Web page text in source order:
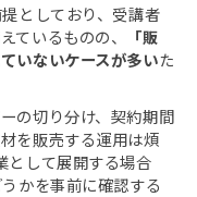
としており、受講者
ているものの、
「販
いないケースが多いた
の切り分け、契約期間
を販売する運用は煩
として展開する場合
かを事前に確認する